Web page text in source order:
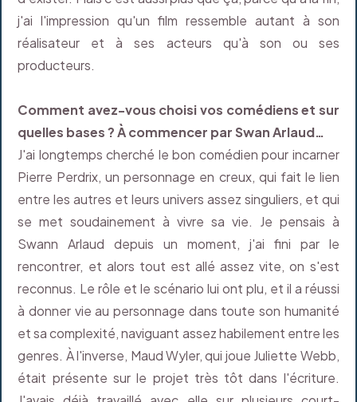
j'ai l'impression qu'un film ressemble autant à son
réalisateur et à ses acteurs qu'à son ou ses
producteurs.
Comment avez-vous choisi vos comédiens et sur
quelles bases ? À commencer par Swan Arlaud…
J'ai longtemps cherché le bon comédien pour incarner
Pierre Perdrix, un personnage en creux, qui fait le lien
entre les autres et leurs univers assez singuliers, et qui
se met soudainement à vivre sa vie. Je pensais à
Swann Arlaud depuis un moment, j'ai fini par le
rencontrer, et alors tout est allé assez vite, on s'est
reconnus. Le rôle et le scénario lui ont plu, et il a réussi
à donner vie au personnage dans toute son humanité
et sa complexité, naviguant assez habilement entre les
genres. À l'inverse, Maud Wyler, qui joue Juliette Webb,
était présente sur le projet très tôt dans l'écriture.